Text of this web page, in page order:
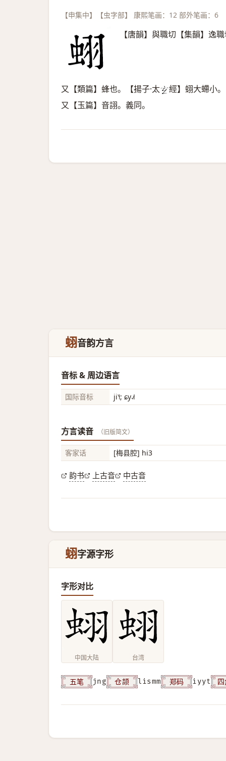
【申集中】【虫字部】 康熙笔画：12 部外笔画：6
【唐韻】與職切【集韻】逸
又【類篇】蜂也。【揚子·太𤣥 經】蛡大螮小。
又【玉篇】音詡。義同。
蛡音韵方言
音标 & 周边语言
国际音标 ji˥˧; ɕy˨˩˦
方言读音 （旧版简文）
客家话 [梅县腔] hi3
韵书 上古音 中古音
蛡字源字形
字形对比
中国大陆 台湾
五笔 jng 仓颉 lismm 郑码 iyyt